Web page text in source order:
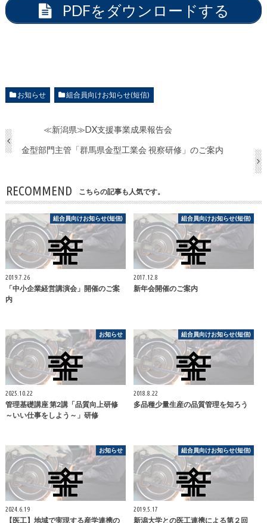
PDFをダウンロードする
お知らせ 組合員向けお知らせ(短信)
≪新潟県≫DX支援事業成果報告会
金型部門主管「群馬県金型工業会 視察研修」のご案内
RECOMMEND こちらの記事も人気です。
組合員向けお知らせ(短信)
2019.7.26
「中小企業経営講演会」開催のご案
内
組合員向けお知らせ(短信)
2017.12.8
新年会開催のご案内
お知らせ
2025.10.22
管理基礎講座 第2講「品質向上研修
～いい仕事をしよう～」研修
組合員向けお知らせ(短信)
2018.8.22
多品種少量生産の品質管理を知ろう
お知らせ
2024.6.19
【医工】地域で実現する産学連携の
組合員向けお知らせ(短信)
2019.5.17
新潟大学との医工連携による第２回